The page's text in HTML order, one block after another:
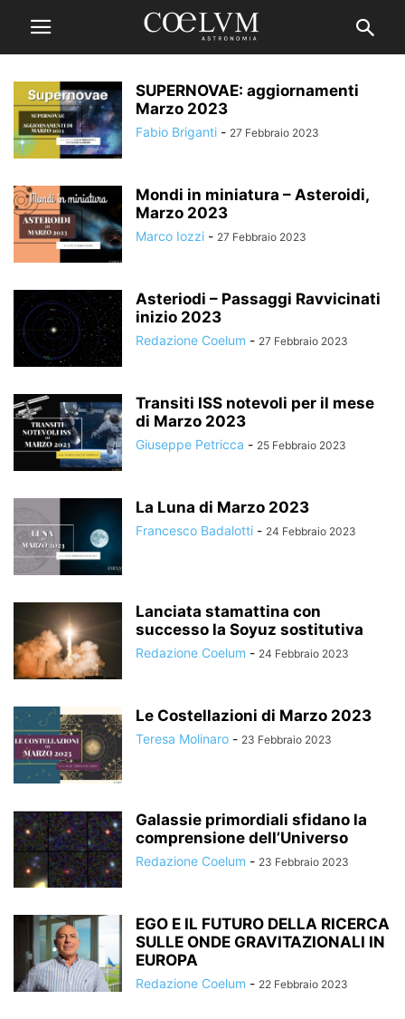
SUPERNOVAE: aggiornamenti
Marzo 2023
Fabio Briganti - 27 Febbraio 2023
Mondi in miniatura – Asteroidi,
Marzo 2023
Marco Iozzi - 27 Febbraio 2023
Asteriodi – Passaggi Ravvicinati
inizio 2023
Redazione Coelum - 27 Febbraio 2023
Transiti ISS notevoli per il mese
di Marzo 2023
Giuseppe Petricca - 25 Febbraio 2023
La Luna di Marzo 2023
Francesco Badalotti - 24 Febbraio 2023
Lanciata stamattina con
successo la Soyuz sostitutiva
Redazione Coelum - 24 Febbraio 2023
Le Costellazioni di Marzo 2023
Teresa Molinaro - 23 Febbraio 2023
Galassie primordiali sfidano la
comprensione dell’Universo
Redazione Coelum - 23 Febbraio 2023
EGO E IL FUTURO DELLA RICERCA
SULLE ONDE GRAVITAZIONALI IN
EUROPA
Redazione Coelum - 22 Febbraio 2023